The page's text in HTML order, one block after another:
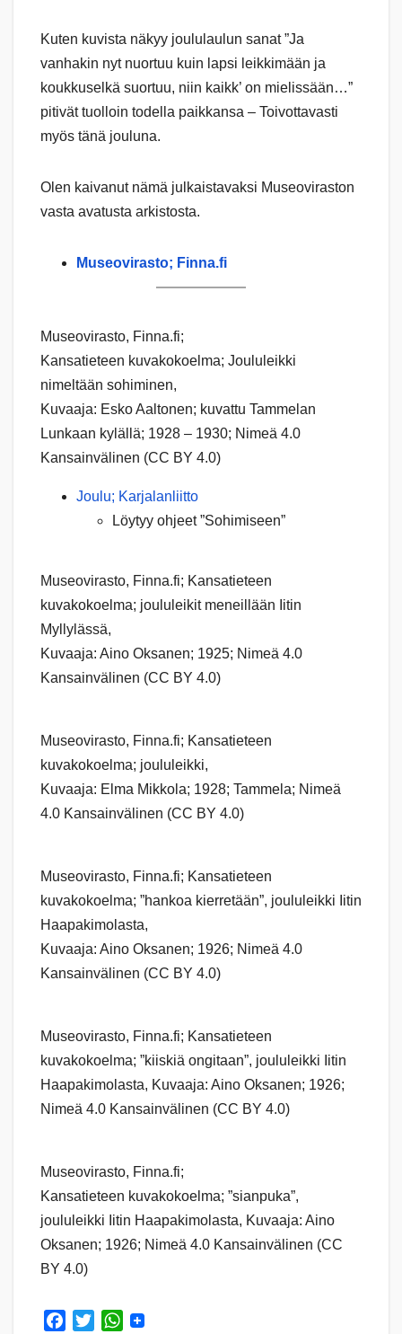
Kuten kuvista näkyy joululaulun sanat ”Ja
vanhakin nyt nuortuu kuin lapsi leikkimään ja
koukkuselkä suortuu, niin kaikk’ on mielissään…”
pitivät tuolloin todella paikkansa – Toivottavasti
myös tänä jouluna.
Olen kaivanut nämä julkaistavaksi Museoviraston
vasta avatusta arkistosta.
Museovirasto; Finna.fi
Museovirasto, Finna.fi;
Kansatieteen kuvakokoelma; Joululeikki
nimeltään sohiminen,
Kuvaaja: Esko Aaltonen; kuvattu Tammelan
Lunkaan kylällä; 1928 – 1930; Nimeä 4.0
Kansainvälinen (CC BY 4.0)
Joulu; Karjalanliitto
Löytyy ohjeet ”Sohimiseen”
Museovirasto, Finna.fi; Kansatieteen
kuvakokoelma; joululeikit meneillään Iitin
Myllylässä,
Kuvaaja: Aino Oksanen; 1925; Nimeä 4.0
Kansainvälinen (CC BY 4.0)
Museovirasto, Finna.fi; Kansatieteen
kuvakokoelma; joululeikki,
Kuvaaja: Elma Mikkola; 1928; Tammela; Nimeä
4.0 Kansainvälinen (CC BY 4.0)
Museovirasto, Finna.fi; Kansatieteen
kuvakokoelma; ”hankoa kierretään”, joululeikki Iitin
Haapakimolasta,
Kuvaaja: Aino Oksanen; 1926; Nimeä 4.0
Kansainvälinen (CC BY 4.0)
Museovirasto, Finna.fi; Kansatieteen
kuvakokoelma; ”kiiskiä ongitaan”, joululeikki Iitin
Haapakimolasta, Kuvaaja: Aino Oksanen; 1926;
Nimeä 4.0 Kansainvälinen (CC BY 4.0)
Museovirasto, Finna.fi;
Kansatieteen kuvakokoelma; ”sianpuka”,
joululeikki Iitin Haapakimolasta, Kuvaaja: Aino
Oksanen; 1926; Nimeä 4.0 Kansainvälinen (CC
BY 4.0)
W